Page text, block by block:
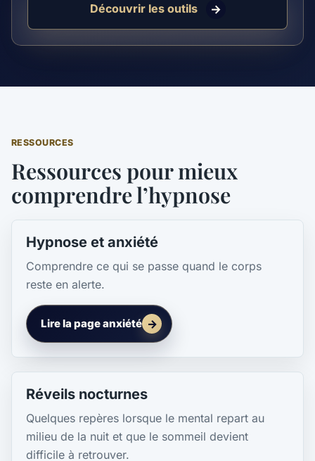
Découvrir les outils
RESSOURCES
Ressources pour mieux
comprendre l’hypnose
Hypnose et anxiété
Comprendre ce qui se passe quand le corps
reste en alerte.
Lire la page anxiété
Réveils nocturnes
Quelques repères lorsque le mental repart au
milieu de la nuit et que le sommeil devient
difficile à retrouver.